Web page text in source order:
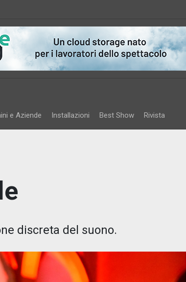
e Aziende Installazioni Best Show Rivista
discreta del suono.